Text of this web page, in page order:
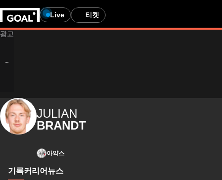
Live 티켓
JULIAN
BRANDT
아약스
기록커리어 뉴스